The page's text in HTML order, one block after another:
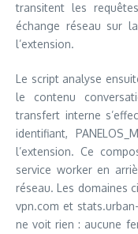
transitent les
échange réseau sur
l’extension.
Le script analyse
le contenu
transfert interne
identifiant,
l’extension. Ce
service worker en
réseau. Les domaines
vpn.com et
ne voit rien : aucune